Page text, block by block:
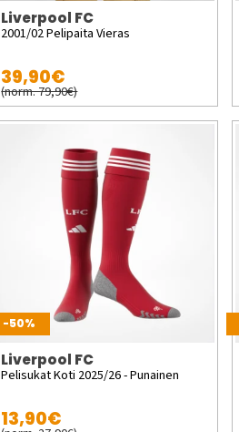
Liverpool FC
2001/02 Pelipaita Vieras
39,90€
(norm. 79,90€)
-50%
Liverpool FC
Pelisukat Koti 2025/26 - Punainen
13,90€